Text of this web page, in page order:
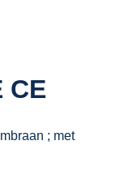
CE
; met